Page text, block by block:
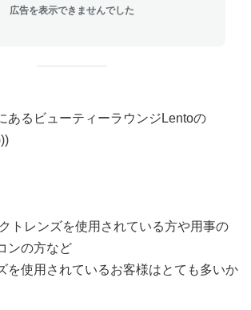
広告を表示できませんでした
あるビューティーラウンジLentoの
トレンズを使用されている方や用事の
ンの方など
を使用されているお客様はとても多いか